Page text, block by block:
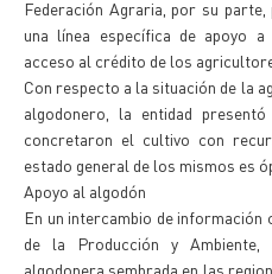
Federación Agraria, por su
una línea específica de apoyo
acceso al crédito de los
Con respecto a la situación de la
algodonero, la entidad
concretaron el cultivo con
estado general de los mismos es
Apoyo al algodón
En un intercambio de
de la Producción y
algodonera sembrada en las